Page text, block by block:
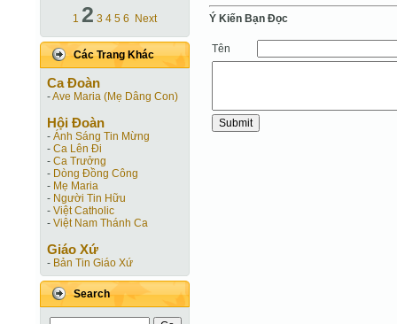
1 2 3 4 5 6 Next
Các Trang Khác
Ca Ðoàn
-Ave Maria (Mẹ Dâng Con)
Hội Ðoàn
- Ánh Sáng Tin Mừng
- Ca Lên Đi
- Ca Trưởng
- Dòng Đồng Công
- Mẹ Maria
- Người Tin Hữu
- Việt Catholic
- Việt Nam Thánh Ca
Giáo Xứ
- Bản Tin Giáo Xứ
Search
Ý Kiến Bạn Ðọc
Tên